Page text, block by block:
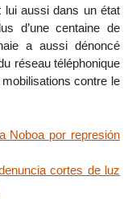
lui aussi dans un état
d’une centaine de
a aussi dénoncé
réseau téléphonique
contre le
Noboa por represión
cortes de luz